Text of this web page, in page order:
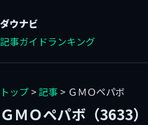
ダウナビ
記事ガイドランキング
トップ >記事 > ＧＭＯペパボ
ＧＭＯペパボ（3633